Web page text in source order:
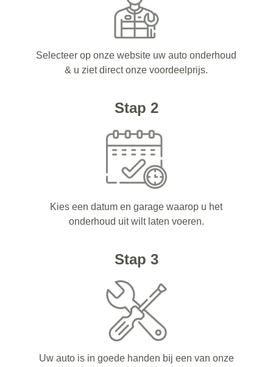
Selecteer op onze website uw auto onderhoud
& u ziet direct onze voordeelprijs.
Stap 2
Kies een datum en garage waarop u het
onderhoud uit wilt laten voeren.
Stap 3
Uw auto is in goede handen bij een van onze